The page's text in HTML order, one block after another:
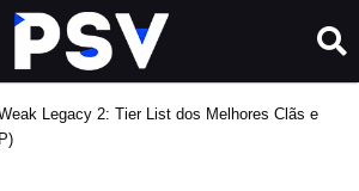
Legacy 2: Tier List dos Melhores Clãs e